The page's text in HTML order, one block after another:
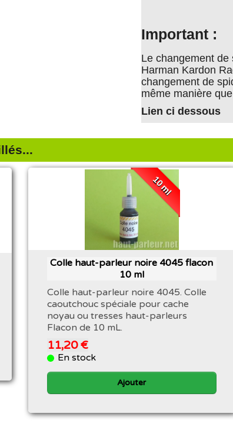
Important :
Le changement
Harman Kardon
changement de
même manière
Lien ci dessous
10 ml
Colle haut-parleur noire 4045 flacon
10 ml
Colle haut-parleur noire 4045. Colle
caoutchouc spéciale pour cache
noyau ou tresses haut-parleurs
Flacon de 10 mL.
11,20 €
En stock
Ajouter